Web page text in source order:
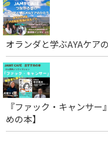
オランダと学ぶAYAケア
『ファック・キャンサ
めの本】